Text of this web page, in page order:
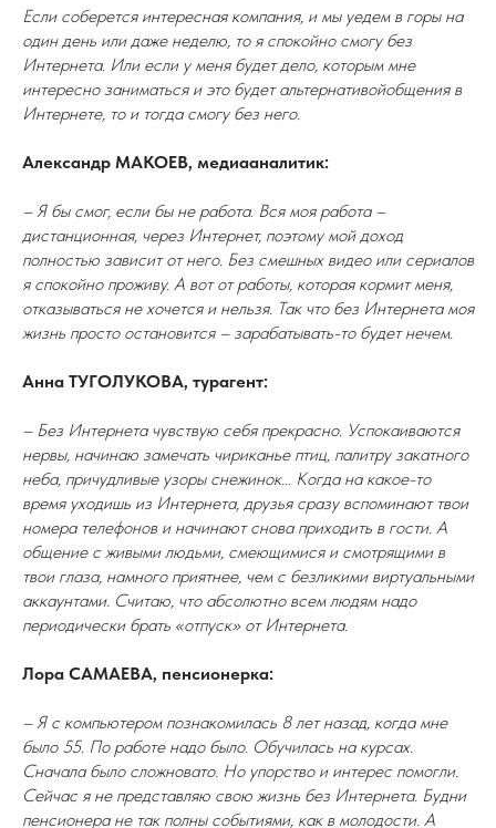
Если соберется интересная компания, и мы уедем в горы на
один день или даже неделю, то я спокойно смогу без
Интернета. Или если у меня будет дело, которым мне
интересно заниматься и это будет альтернативойобщения в
Интернете, то и тогда смогу без него.
Александр МАКОЕВ, медиааналитик:
– Я бы смог, если бы не работа. Вся моя работа –
дистанционная, через Интернет, поэтому мой доход
полностью зависит от него. Без смешных видео или сериалов
я спокойно проживу. А вот от работы, которая кормит меня,
отказываться не хочется и нельзя. Так что без Интернета моя
жизнь просто остановится – зарабатывать-то будет нечем.
Анна ТУГОЛУКОВА, турагент:
– Без Интернета чувствую себя прекрасно. Успокаиваются
нервы, начинаю замечать чириканье птиц, палитру закатного
неба, причудливые узоры снежинок... Когда на какое-то
время уходишь из Интернета, друзья сразу вспоминают твои
номера телефонов и начинают снова приходить в гости. А
общение с живыми людьми, смеющимися и смотрящими в
твои глаза, намного приятнее, чем с безликими виртуальными
аккаунтами. Считаю, что абсолютно всем людям надо
периодически брать «отпуск» от Интернета.
Лора САМАЕВА, пенсионерка:
– Я с компьютером познакомилась 8 лет назад, когда мне
было 55. По работе надо было. Обучилась на курсах.
Сначала было сложновато. Но упорство и интерес помогли.
Сейчас я не представляю свою жизнь без Интернета. Будни
пенсионера не так полны событиями, как в молодости. А